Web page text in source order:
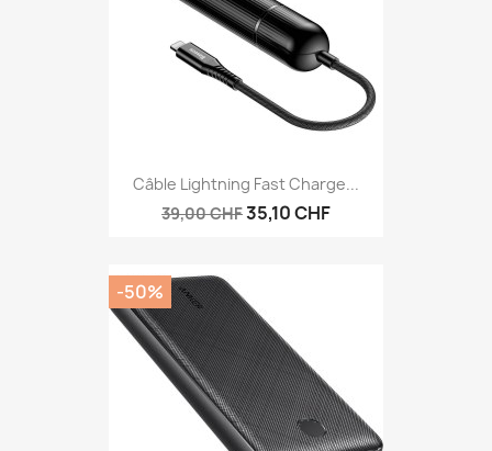
Câble Lightning Fast Charge...
39,00 CHF35,10 CHF
-50%